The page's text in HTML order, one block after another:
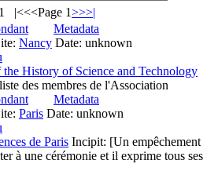
|<<<Page 1>>>|
Metadata
Nancy Date: unknown
History of Science and Technology
des membres de l'Association
Metadata
Paris Date: unknown
de Paris Incipit: [Un empêchement
à une cérémonie et il exprime tous ses